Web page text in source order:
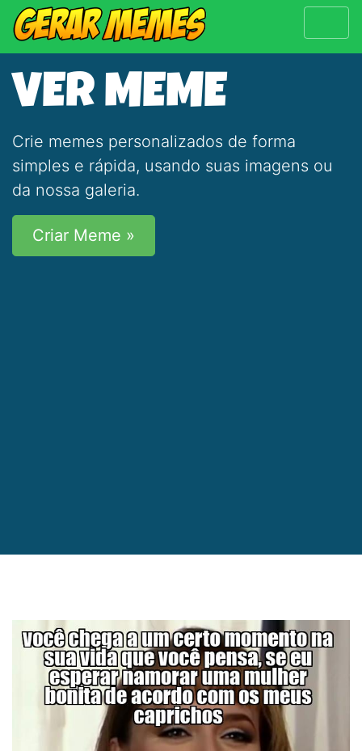
VER MEME
Crie memes personalizados de forma
simples e rápida, usando suas imagens ou
da nossa galeria.
Criar Meme »